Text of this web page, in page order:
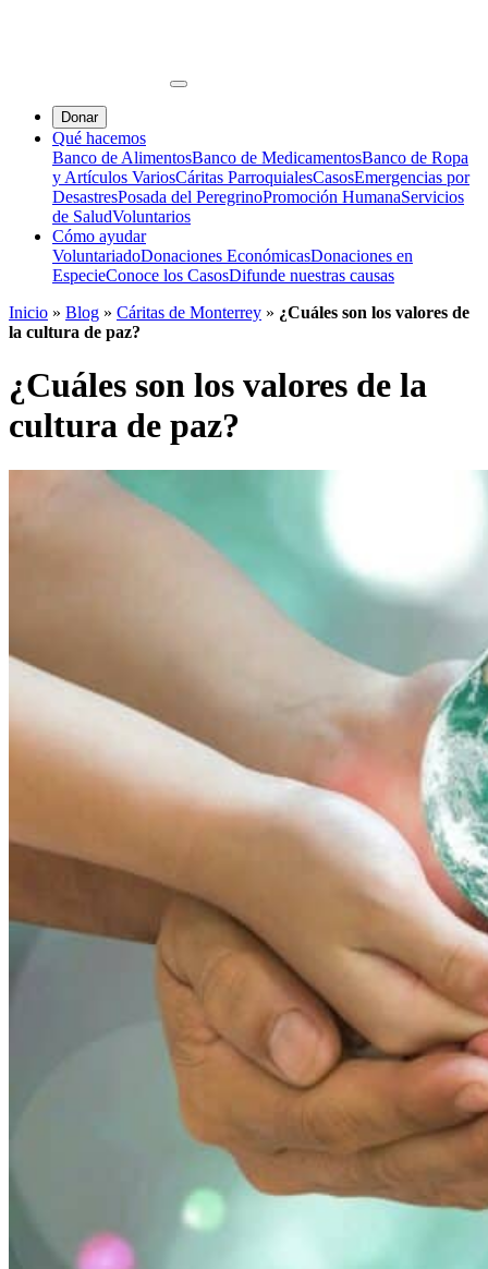
Donar
Qué hacemos
Banco de AlimentosBanco de MedicamentosBanco de Ropa
y Artículos VariosCáritas ParroquialesCasosEmergencias por
DesastresPosada del PeregrinoPromoción HumanaServicios
de SaludVoluntarios
Cómo ayudar
VoluntariadoDonaciones EconómicasDonaciones en
EspecieConoce los CasosDifunde nuestras causas
Inicio » Blog » Cáritas de Monterrey » ¿Cuáles son los valores de
la cultura de paz?
¿Cuáles son los valores de la
cultura de paz?